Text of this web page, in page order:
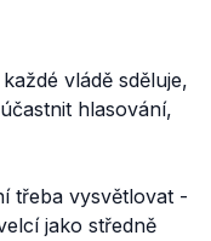
vládě sděluje,
hlasování,
třeba vysvětlovat -
jako středně